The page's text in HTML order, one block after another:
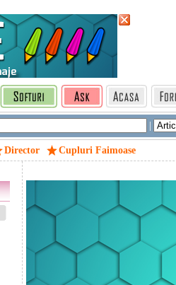
|
Director Cupluri Faimoase